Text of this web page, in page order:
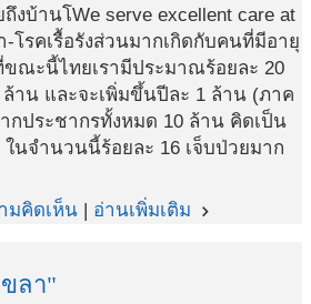
งบ้านโWe serve excellent care at
โรคเรื้อรังส่วนมากเกิดกับคนที่มีอายุ
ณะนี้ไทยเรามีประมาณร้อยละ 20
าน และจะเพิ่มขึ้นปีละ 1 ล้าน (ภาค
กประชากรทั้งหมด 10 ล้าน คิดเป็น
ในจำนวนนี้ร้อยละ 16 เจ็บป่วยมาก
มคิดเห็น | อ่านเพิ่มเติม navigate_next
ขลา"